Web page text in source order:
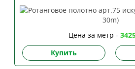
Цена за метр -
Купить